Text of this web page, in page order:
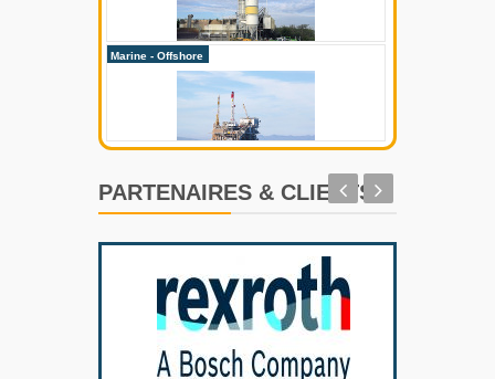
Marine - Offshore
PARTENAIRES & CLIENTS